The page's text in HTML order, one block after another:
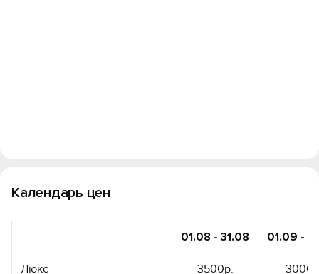
Календарь цен
01.08 - 31.08 01.09 -
Люкс 3500р.